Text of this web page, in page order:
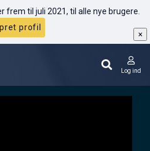
frem til juli 2021, til alle nye brugere.
profil
×
Log ind
Case-